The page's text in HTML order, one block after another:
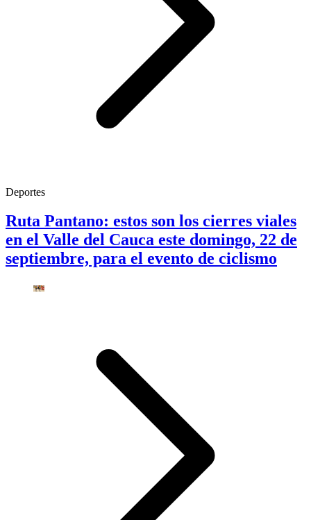
Deportes
Ruta Pantano: estos son los cierres viales
en el Valle del Cauca este domingo, 22 de
septiembre, para el evento de ciclismo